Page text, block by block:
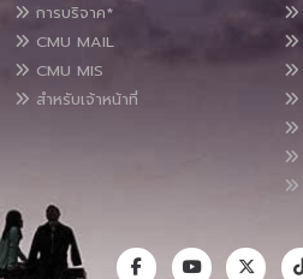
การบริจาค*
CMU MAIL
CMU MIS
สำหรับเจ้าหน้าที่